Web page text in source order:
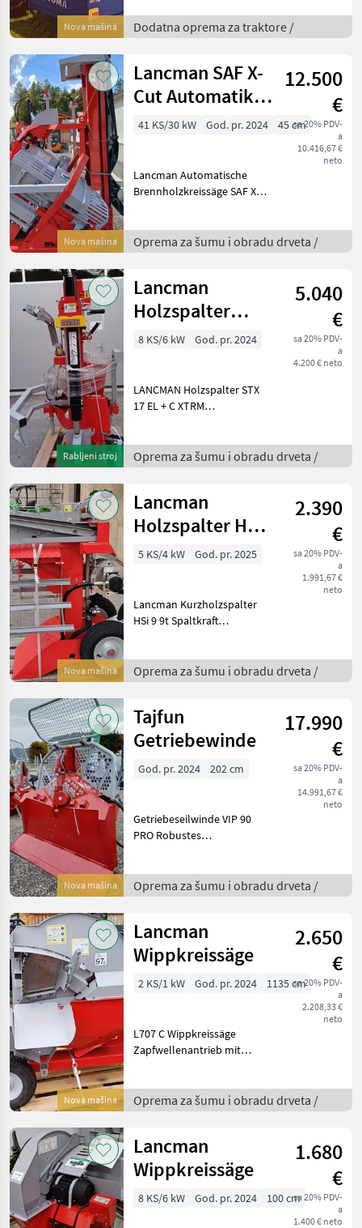
Nova mašina
Planierkeil mit
Verschleißschiene,
Schnellkuppelvorri
Dodatna oprema za traktore /
Nova mašina
Lancman SAF X-
Cut Automatik
707 STR 5
12.500
€
sa 20% PDV-
a
10.416,67 €
neto
41 KS/30 kW God. pr. 2024 45 cm
Lancman Automatische
Brennholzkreissäge SAF X-
seitlich schwenkbar
Hydraulische
Hydrau
Oprema za šumu i obradu drveta /
Rabljeni stroj
Lancman
Holzspalter
STX17 EL+C
5.040
€
sa 20% PDV-
a
4.200 € neto
8 KS/6 kW God. pr. 2024
LANCMAN Holzspalter STX
17 EL + C XTRM
Spaltkraft max. Spaltlänge
117 - stufenlos verstellbar
Oprema za šumu i obradu drveta /
Nova mašina
Lancman
Holzspalter HSI
9 EL
2.390
€
sa 20% PDV-
a
1.991,67 €
neto
5 KS/4 kW God. pr. 2025
Lancman Kurzholzspalter
HSi 9 9t Spaltkraft
Rücklaufgeschwindigkeit
27, 1 cm/s max. Spaltlänge
kompakte B
Oprema za šumu i obradu drveta /
Nova mašina
Tajfun
Getriebewinde
17.990
€
sa 20% PDV-
a
14.991,67 €
neto
God. pr. 2024 202 cm
Getriebeseilwinde VIP 90
PRO Robustes
hochverdichtet
Durchmesser 13 mm
hydr. Klappschild
Oprema za šumu i obradu drveta /
Nova mašina
Lancman
Wippkreissäge
2.650
€
sa 20% PDV-
a
2.208,33 €
neto
2 KS/1 kW God. pr. 2024 1135 cm
L707 C Wippkreissäge
Zapfwellenantrieb mit
Zapfwelle -> Sägeblatt
Längenanschlag bis 50 cm
Holzrutsch
Oprema za šumu i obradu drveta /
Lancman
Wippkreissäge
1.680
€
sa 20% PDV-
a
1.400 € neto
8 KS/6 kW God. pr. 2024 100 cm